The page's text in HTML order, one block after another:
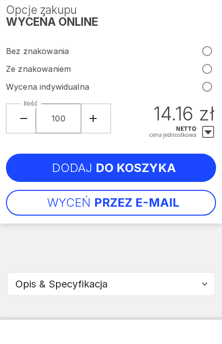
Wybierz sekcję
Opcje zakupu
WYCEŃA ONLINE
Bez znakowania
Ze znakowaniem
Wycena indywidualna
Ilość 14.16 zł
NETTO
cena jednostkowa
WYCEŃ PRZEZ E-MAIL
DODAJ DO KOSZYKA